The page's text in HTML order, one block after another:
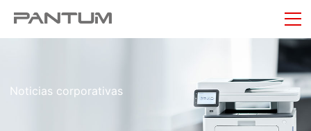
Noticias corporativas